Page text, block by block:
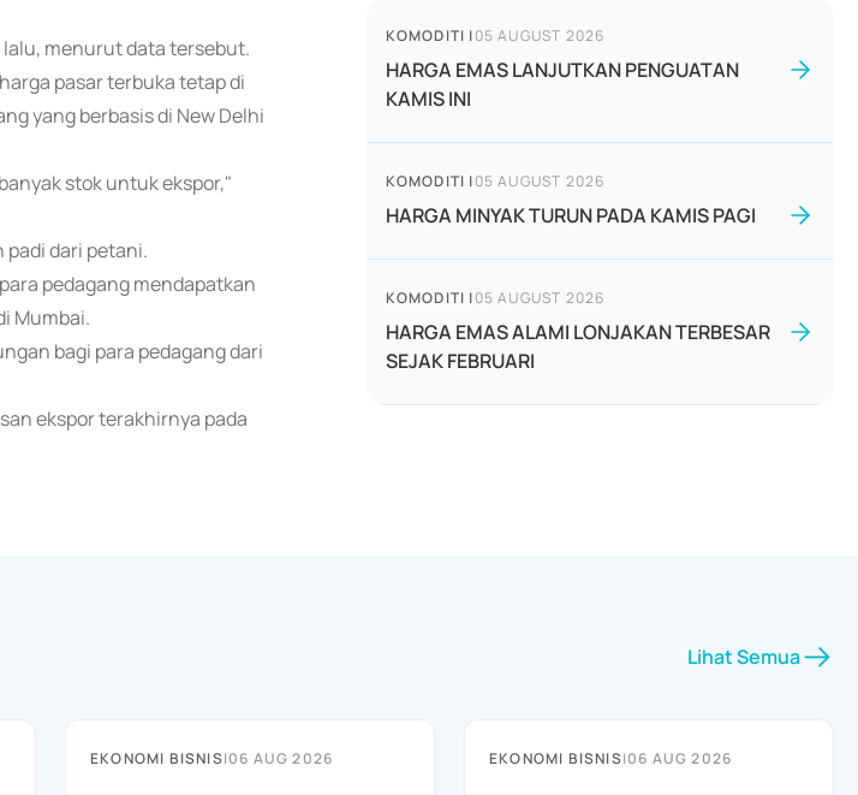
lalu, menurut data tersebut.
pasar terbuka tetap di
yang berbasis di New Delhi
stok untuk ekspor,"
padi dari petani.
pedagang mendapatkan
Mumbai.
bagi para pedagang dari
ekspor terakhirnya pada
KOMODITI |05 AUGUST 2026
HARGA EMAS LANJUTKAN PENGUATAN
KAMIS INI
KOMODITI |05 AUGUST 2026
HARGA MINYAK TURUN PADA KAMIS PAGI
KOMODITI |05 AUGUST 2026
HARGA EMAS ALAMI LONJAKAN TERBESAR
SEJAK FEBRUARI
Lihat Semua
EKONOMI BISNIS|06 AUG 2026 EKONOMI BISNIS|06 AUG 2026